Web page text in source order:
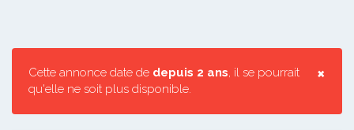
×
Cette annonce date de depuis 2 ans, il se pourrait
qu'elle ne soit plus disponible.